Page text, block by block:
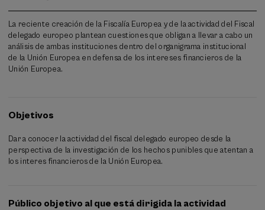
La reciente creación de la Fiscalía Europea y de la actividad del Fiscal
delegado europeo plantean cuestiones que obligan a llevar a cabo un
análisis de ambas instituciones dentro del organigrama institucional
de la Unión Europea en defensa de los intereses financieros de la
Unión Europea.
Objetivos
Dar a conocer la actividad del fiscal delegado europeo desde la
perspectiva de la investigación de los hechos punibles que atentan a
los interes financieros de la Unión Europea.
Público objetivo al que está dirigida la actividad